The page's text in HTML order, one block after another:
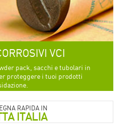
VCI
pack, sacchi e tubolari in
proteggere i tuoi prodotti
RAPIDA IN
ITALIA